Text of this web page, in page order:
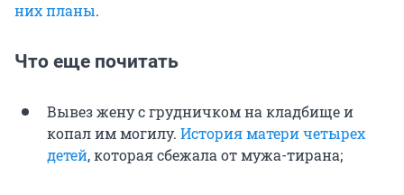
них планы.
Что еще почитать
Вывез жену с грудничком на кладбище и
копал им могилу. История матери четырех
детей, которая сбежала от мужа-тирана;